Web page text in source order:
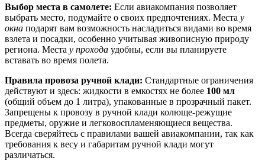
Выбор места в самолете: Если авиакомпания позволяет
выбрать место, подумайте о своих предпочтениях. Места у
окна подарят вам возможность насладиться видами во время
взлета и посадки, особенно учитывая живописную природу
региона. Места у прохода удобны, если вы планируете
вставать во время полета.
Правила провоза ручной клади: Стандартные ограничения
действуют и здесь: жидкости в емкостях не более 100 мл
(общий объем до 1 литра), упакованные в прозрачный пакет.
Запрещены к провозу в ручной клади колюще-режущие
предметы, оружие и легковоспламеняющиеся вещества.
Всегда сверяйтесь с правилами вашей авиакомпании, так как
требования к весу и габаритам ручной клади могут
различаться.